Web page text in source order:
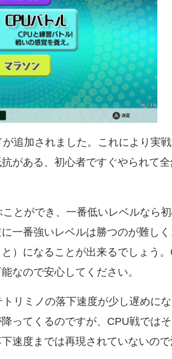
追加されました。これにより実
がある、初心者ですぐやられて
とができ、一番低いレベルなら
一番強いレベルは勝つのが難し
と）になることが出来るでしょう
なので安心してください。
リミノの落下速度が少し遅めに
ってくるのですが、CPU戦では
速度までは再現されていないので